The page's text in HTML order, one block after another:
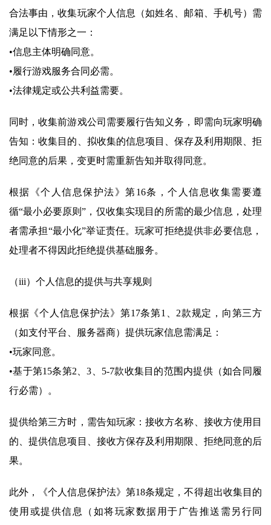
合法事由，收集玩家个人信息（如姓名、邮箱、手机号）需
满足以下情形之一：
•信息主体明确同意。
•履行游戏服务合同必需。
•法律规定或公共利益需要。
同时，收集前游戏公司需要履行告知义务，即需向玩家明确
告知：收集目的、拟收集的信息项目、保存及利用期限、拒
绝同意的后果，变更时需重新告知并取得同意。
根据《个人信息保护法》第16条，个人信息收集需要遵
循“最小必要原则”，仅收集实现目的所需的最少信息，处理
者需承担“最小化”举证责任。玩家可拒绝提供非必要信息，
处理者不得因此拒绝提供基础服务。
（iii）个人信息的提供与共享规则
根据《个人信息保护法》第17条第1、2款规定，向第三方
（如支付平台、服务器商）提供玩家信息需满足：
•玩家同意。
•基于第15条第2、3、5-7款收集目的范围内提供（如合同履
行必需）。
提供给第三方时，需告知玩家：接收方名称、接收方使用目
的、提供信息项目、接收方保存及利用期限、拒绝同意的后
果。
此外，《个人信息保护法》第18条规定，不得超出收集目的
使用或提供信息（如将玩家数据用于广告推送需另行同